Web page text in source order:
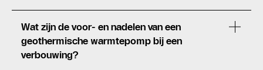
Wat zijn de voor- en nadelen van een
geothermische warmtepomp bij een
verbouwing?